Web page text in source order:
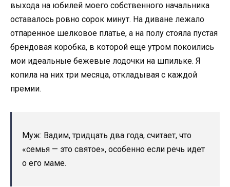
выхода на юбилей моего собственного начальника
оставалось ровно сорок минут. На диване лежало
отпаренное шелковое платье, а на полу стояла пустая
брендовая коробка, в которой еще утром покоились
мои идеальные бежевые лодочки на шпильке. Я
копила на них три месяца, откладывая с каждой
премии.
Муж: Вадим, тридцать два года, считает, что
«семья — это святое», особенно если речь идет
о его маме.